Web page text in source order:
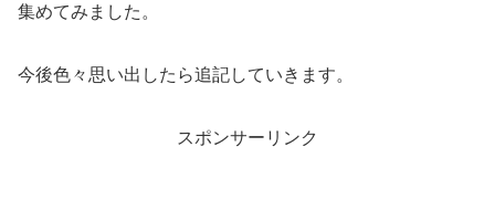
集めてみました。
今後色々思い出したら追記していきます。
スポンサーリンク